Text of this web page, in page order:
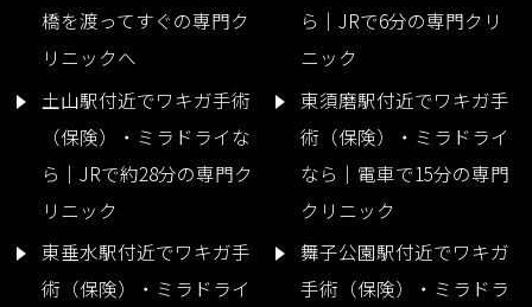
橋を渡ってすぐの専門ク
リニックへ
ら｜JRで6分の専門クリ
ニック
土山駅付近でワキガ手術
（保険）・ミラドライな
ら｜JRで約28分の専門ク
リニック
東須磨駅付近でワキガ手
術（保険）・ミラドライ
なら｜電車で15分の専門
クリニック
東垂水駅付近でワキガ手
術（保険）・ミラドライ
舞子公園駅付近でワキガ
手術（保険）・ミラドラ